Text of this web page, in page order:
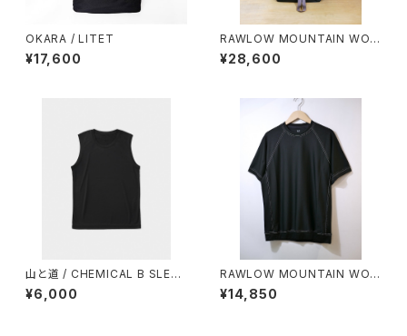
OKARA / LITET
¥17,600
RAWLOW MOUNTAIN WOR
KS / BAMBI（BEIGE）
¥28,600
山と道 / CHEMICAL B SLEEV
ELESS（MEN）
¥6,000
RAWLOW MOUNTAIN WOR
KS / DAD LITE CREW
¥14,850